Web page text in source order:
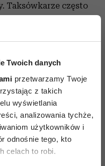
Twoich danych
przetwarzamy Twoje
z takich
wyświetlania
analizowania tychże,
użytkowników i
odnośnie tego, kto
celach to robi.
Taksówkarze często
samochodu.
nie dość, że
historie ze
kursie
kontynuować
katharsis i na
kierowcy, że